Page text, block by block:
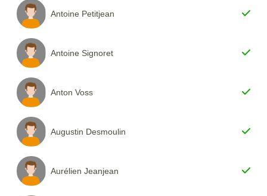
Antoine Petitjean
Antoine Signoret
Anton Voss
Augustin Desmoulin
Aurélien Jeanjean